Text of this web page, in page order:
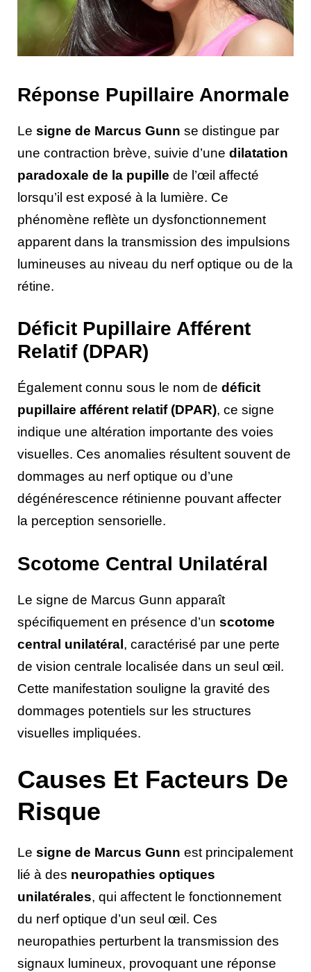
Réponse Pupillaire Anormale
Le signe de Marcus Gunn se distingue par
une contraction brève, suivie d’une dilatation
paradoxale de la pupille de l’œil affecté
lorsqu’il est exposé à la lumière. Ce
phénomène reflète un dysfonctionnement
apparent dans la transmission des impulsions
lumineuses au niveau du nerf optique ou de la
rétine.
Déficit Pupillaire Afférent
Relatif (DPAR)
Également connu sous le nom de déficit
pupillaire afférent relatif (DPAR), ce signe
indique une altération importante des voies
visuelles. Ces anomalies résultent souvent de
dommages au nerf optique ou d’une
dégénérescence rétinienne pouvant affecter
la perception sensorielle.
Scotome Central Unilatéral
Le signe de Marcus Gunn apparaît
spécifiquement en présence d’un scotome
central unilatéral, caractérisé par une perte
de vision centrale localisée dans un seul œil.
Cette manifestation souligne la gravité des
dommages potentiels sur les structures
visuelles impliquées.
Causes Et Facteurs De
Risque
Le signe de Marcus Gunn est principalement
lié à des neuropathies optiques
unilatérales, qui affectent le fonctionnement
du nerf optique d’un seul œil. Ces
neuropathies perturbent la transmission des
signaux lumineux, provoquant une réponse